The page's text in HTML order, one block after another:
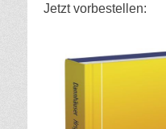
Jetzt vorbestellen: